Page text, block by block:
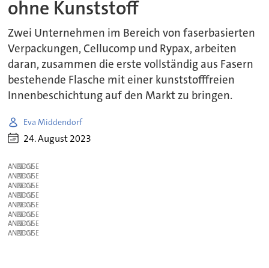
ohne Kunststoff
Zwei Unternehmen im Bereich von faserbasierten
Verpackungen, Cellucomp und Rypax, arbeiten
daran, zusammen die erste vollständig aus Fasern
bestehende Flasche mit einer kunststofffreien
Innenbeschichtung auf den Markt zu bringen.
Eva Middendorf
24. August 2023
ANZEIGE
ANZEIGE
ANZEIGE
ANZEIGE
ANZEIGE
ANZEIGE
ANZEIGE
ANZEIGE